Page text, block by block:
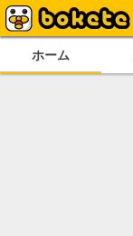
ホーム